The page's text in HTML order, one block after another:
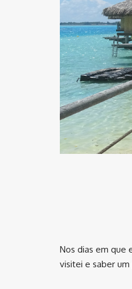
Nos dias em que
visitei e saber